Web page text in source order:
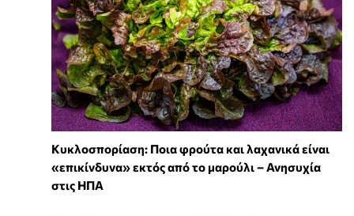
Κυκλοσπορίαση: Ποια φρούτα και λαχανικά είναι
«επικίνδυνα» εκτός από το μαρούλι – Ανησυχία
στις ΗΠΑ